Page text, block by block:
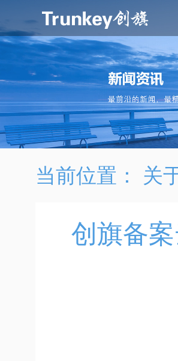
当前位置： 关
创旗备